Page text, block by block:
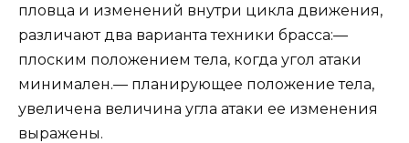
пловца и изменений внутри цикла движения,
различают два варианта техники брасса:—
плоским положением тела, когда угол атаки
минимален.— планирующее положение тела,
увеличена величина угла атаки ее изменения
выражены.